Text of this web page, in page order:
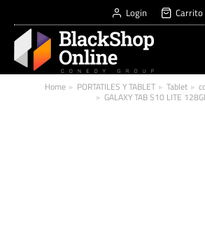
Login Carrito
You are here:
Home PORTATILES Y TABLET Tablet
GALAXY TAB S10 LITE